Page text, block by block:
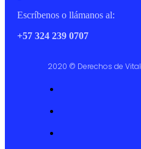
Escríbenos o llámanos al:
+57 324 239 0707
2020 © Derechos de